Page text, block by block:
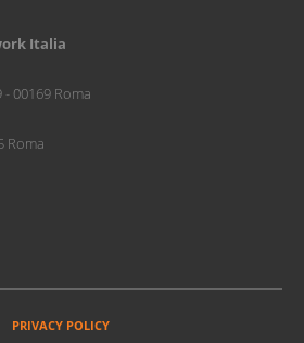
Italia
00169 Roma
Roma
PRIVACY POLICY